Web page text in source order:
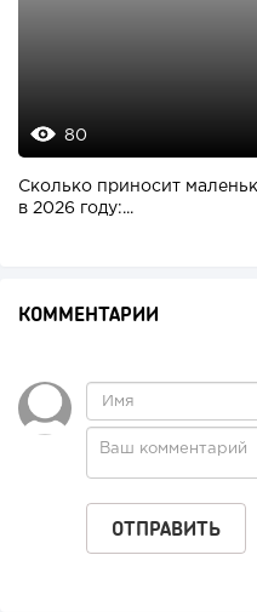
80
Сколько приносит
в 2026 году:...
КОММЕНТАРИИ